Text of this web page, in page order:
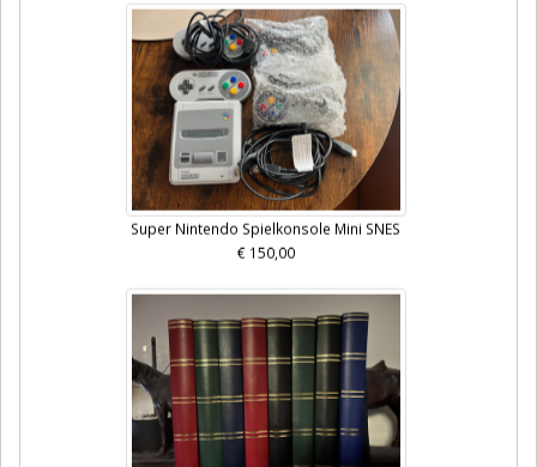
Super Nintendo Spielkonsole Mini SNES
€ 150,00